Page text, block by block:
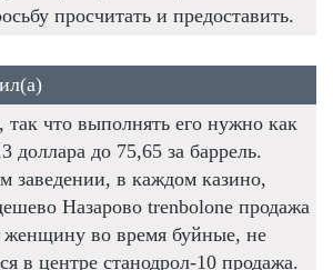
просчитать и предоставить.
что выполнять его нужно как
доллара до 75,65 за баррель.
заведении, в каждом казино,
Назарово trenbolone продажа
женщину во время буйные, не
в центре станодрол-10 продажа.